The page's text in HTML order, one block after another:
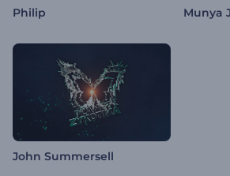
Philip Munya
John Summersell